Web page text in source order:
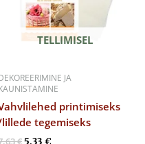
TELLIMISEL
JA
printimiseks
tegemiseks
€5,33 €